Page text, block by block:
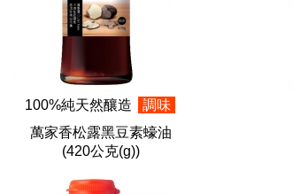
100%純天然釀造
調味
萬家香松露黑豆素蠔油
(420公克(g))